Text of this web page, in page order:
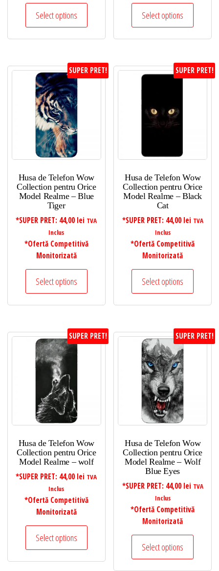
Select options Select options
SUPER PRET!
Husa de Telefon Wow
Collection pentru Orice
Model Realme – Blue
Tiger
*SUPER PRET: 44,00 lei TVA
Inclus
*Ofertă Competitivă
Monitorizată
Select options
SUPER PRET!
Husa de Telefon Wow
Collection pentru Orice
Model Realme – Black
Cat
*SUPER PRET: 44,00 lei TVA
Inclus
*Ofertă Competitivă
Monitorizată
Select options
SUPER PRET!
Husa de Telefon Wow
Collection pentru Orice
Model Realme – wolf
*SUPER PRET: 44,00 lei TVA
Inclus
*Ofertă Competitivă
Monitorizată
Select options
SUPER PRET!
Husa de Telefon Wow
Collection pentru Orice
Model Realme – Wolf
Blue Eyes
*SUPER PRET: 44,00 lei TVA
Inclus
*Ofertă Competitivă
Monitorizată
Select options